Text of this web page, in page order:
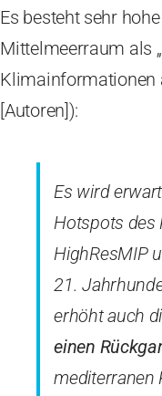
Es besteht sehr
Mittelmeerraum als
Klimainformationen
[Autoren]):
Es wird
Hotspots des
HighResMIP
21.
erhöht auch
einen
mediterranen